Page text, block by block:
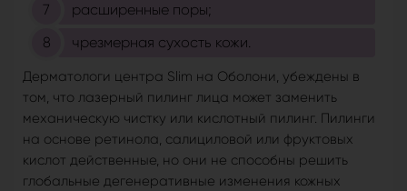
расширенные поры;
чрезмерная сухость кожи.
Дерматологи центра Slim на Оболони, убеждены в
том, что лазерный пилинг лица может заменить
механическую чистку или кислотный пилинг. Пилинги
на основе ретинола, салициловой или фруктовых
кислот действенные, но они не способны решить
глобальные дегенеративные изменения кожных